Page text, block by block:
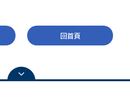
回首頁